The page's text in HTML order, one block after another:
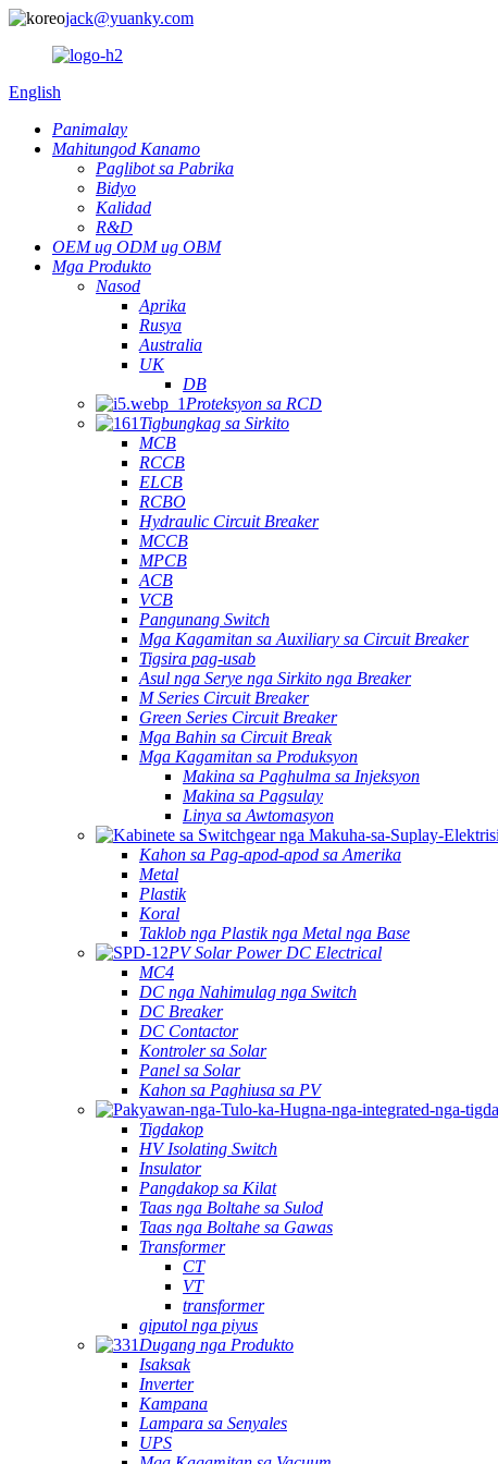
jack@yuanky.com
English
Panimalay
Mahitungod Kanamo
Paglibot sa Pabrika
Bidyo
Kalidad
R&D
OEM ug ODM ug OBM
Mga Produkto
Nasod
Aprika
Rusya
Australia
UK
DB
Proteksyon sa RCD
Tigbungkag sa Sirkito
MCB
RCCB
ELCB
RCBO
Hydraulic Circuit Breaker
MCCB
MPCB
ACB
VCB
Pangunang Switch
Mga Kagamitan sa Auxiliary sa Circuit Breaker
Tigsira pag-usab
Asul nga Serye nga Sirkito nga Breaker
M Series Circuit Breaker
Green Series Circuit Breaker
Mga Bahin sa Circuit Break
Mga Kagamitan sa Produksyon
Makina sa Paghulma sa Injeksyon
Makina sa Pagsulay
Linya sa Awtomasyon
Kahon sa Pag-apod-apod sa Amerika
Metal
Plastik
Koral
Taklob nga Plastik nga Metal nga Base
PV Solar Power DC Electrical
MC4
DC nga Nahimulag nga Switch
DC Breaker
DC Contactor
Kontroler sa Solar
Panel sa Solar
Kahon sa Paghiusa sa PV
Tigdakop
HV Isolating Switch
Insulator
Pangdakop sa Kilat
Taas nga Boltahe sa Sulod
Taas nga Boltahe sa Gawas
Transformer
CT
VT
transformer
giputol nga piyus
Dugang nga Produkto
Isaksak
Inverter
Kampana
Lampara sa Senyales
UPS